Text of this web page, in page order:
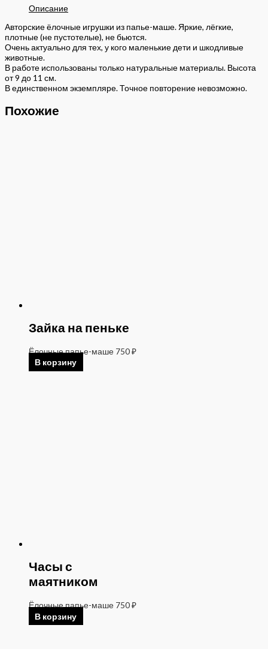
Описание
Авторские ёлочные игрушки из папье-маше. Яркие, лёгкие,
плотные (не пустотелые), не бьются.
Очень актуально для тех, у кого маленькие дети и шкодливые
животные.
В работе использованы только натуральные материалы. Высота
от 9 до 11 см.
В единственном экземпляре. Точное повторение невозможно.
Похожие
Зайка на пеньке
Ёлочные папье-маше 750₽
В корзину
Часы с
маятником
Ёлочные папье-маше 750₽
В корзину